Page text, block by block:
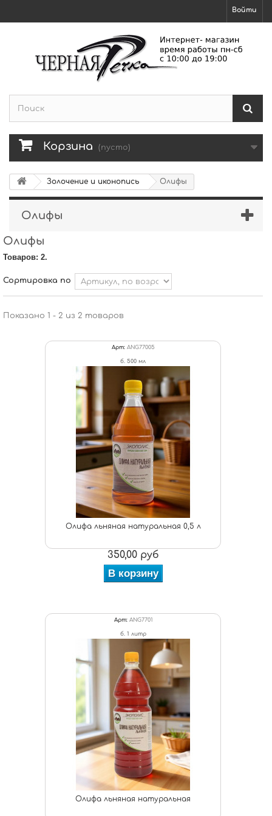
Войти
Корзина (пусто)
Золочение и иконопись Олифы
Олифы
Олифы
Товаров: 2.
Сортировка по
Показано 1 - 2 из 2 товаров
Арт: ANG77005
б. 500 мл
Олифа льняная натуральная 0,5 л
350,00 руб
В корзину
Арт: ANG7701
б. 1 литр
Олифа льняная натуральная